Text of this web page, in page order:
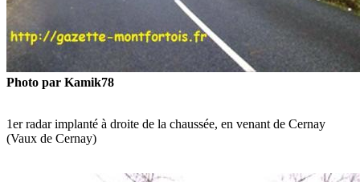
Photo par Kamik78
1er radar implanté à droite de la chaussée, en venant de Cernay
(Vaux de Cernay)